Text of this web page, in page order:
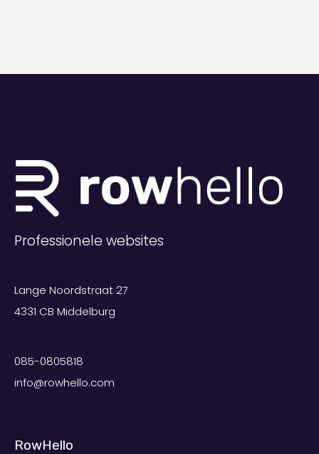
Professionele websites
Lange Noordstraat 27
4331 CB Middelburg
085-0805818
info@rowhello.com
RowHello